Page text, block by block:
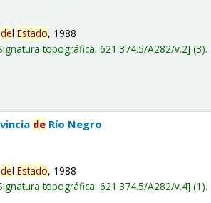
delEstado, 1988
topográfica:621.374.5/A282/v.2 (3).
de Río Negro
delEstado, 1988
topográfica:621.374.5/A282/v.4 (1).